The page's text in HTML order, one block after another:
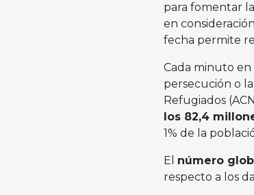
para fomentar
en
fecha permite
Cada minuto en
persecución o
Refugiados
los 82,4
1% de la
El número
respecto a los